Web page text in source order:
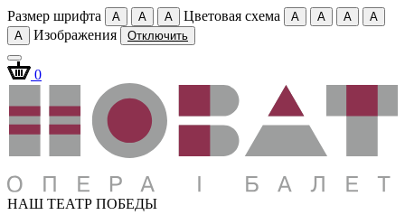
Размер шрифта A A A Цветовая схема A A A
A
A
Изображения Отключить
0
НАШ ТЕАТР ПОБЕДЫ